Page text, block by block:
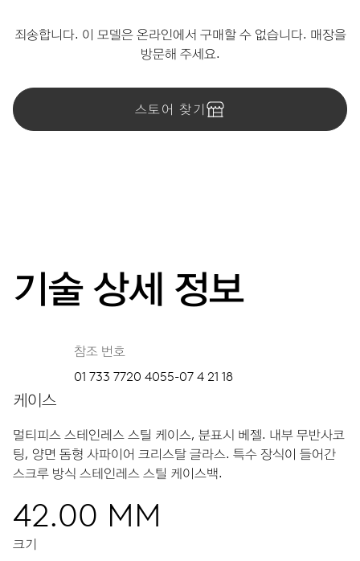
죄송합니다. 이 모델은 온라인에서 구매할 수 없습니다. 매장을
방문해 주세요.
스토어 찾기
기술 상세 정보
참조 번호
01 733 7720 4055-07 4 21 18
케이스
멀티피스 스테인레스 스틸 케이스, 분표시 베젤. 내부 무반사코
팅, 양면 돔형 사파이어 크리스탈 글라스. 특수 장식이 들어간
스크루 방식 스테인레스 스틸 케이스백.
42.00 MM
크기